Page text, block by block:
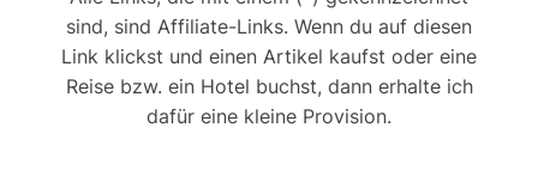
sind, sind Affiliate-Links. Wenn du auf diesen
Link klickst und einen Artikel kaufst oder eine
Reise bzw. ein Hotel buchst, dann erhalte ich
dafür eine kleine Provision.